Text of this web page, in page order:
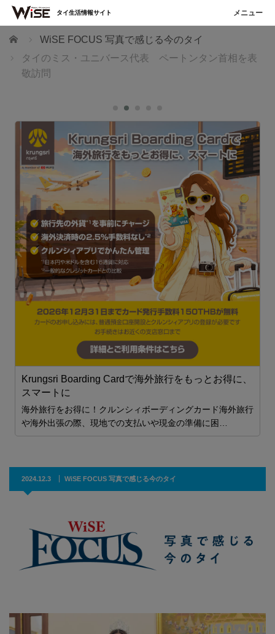
ホーム
WiSE FOCUS 写真で感じる今のタイ
タイのミス・ユニバース代表 ペートンタン首相を表
敬訪問
St. Andrews International School Sukhumvit 107
将来的なリーダーを目指せるような
創造力あふれる人間を育てていきたい
2024.12.3 WiSE FOCUS 写真で感じる今のタイ
タイ生活情報サイト